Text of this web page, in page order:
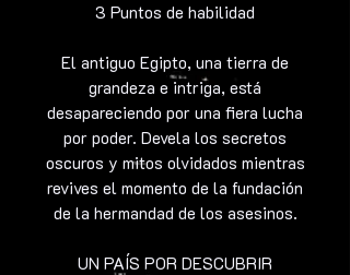
3 Puntos de habilidad
El antiguo Egipto, una tierra de
grandeza e intriga, está
desapareciendo por una fiera lucha
por poder. Devela los secretos
oscuros y mitos olvidados mientras
revives el momento de la fundación
de la hermandad de los asesinos.
UN PAÍS POR DESCUBRIR